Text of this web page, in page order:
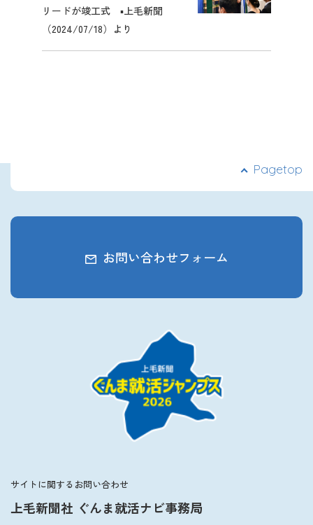
リードが竣工式 ▪上毛新聞
（2024/07/18）より
お問い合わせフォーム
サイトに関するお問い合わせ
上毛新聞社 ぐんま就活ナビ事務局
Pagetop